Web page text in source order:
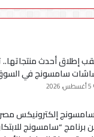
إطلاق أحدث
سامسونج في
5 أغسطس، 2026
إلكترونيكس
برنامج “سامسونج